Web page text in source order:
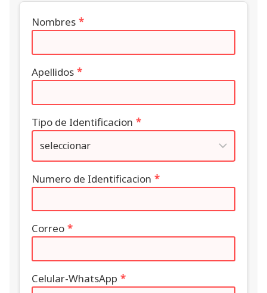
Nombres *
Apellidos *
Tipo de Identificacion *
Numero de Identificacion *
Correo *
Celular-WhatsApp *